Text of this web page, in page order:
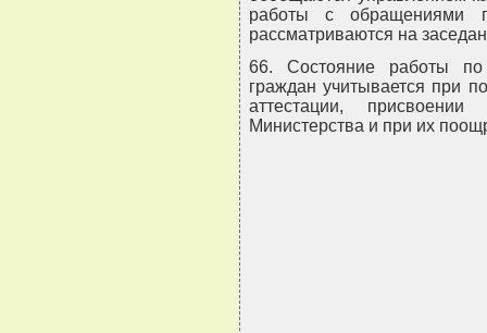
работы с обращениями
рассматриваются на
66. Состояние работы
граждан учитывается при
аттестации,
Министерства и при их